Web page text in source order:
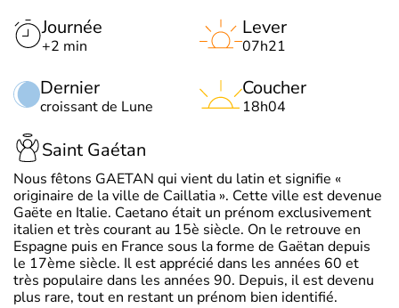
Journée
+2 min
Dernier
croissant de Lune
Lever
07h21
Coucher
18h04
Saint Gaétan
Nous fêtons GAETAN qui vient du latin et signifie «
originaire de la ville de Caillatia ». Cette ville est devenue
Gaëte en Italie. Caetano était un prénom exclusivement
italien et très courant au 15è siècle. On le retrouve en
Espagne puis en France sous la forme de Gaëtan depuis
le 17ème siècle. Il est apprécié dans les années 60 et
très populaire dans les années 90. Depuis, il est devenu
plus rare, tout en restant un prénom bien identifié.